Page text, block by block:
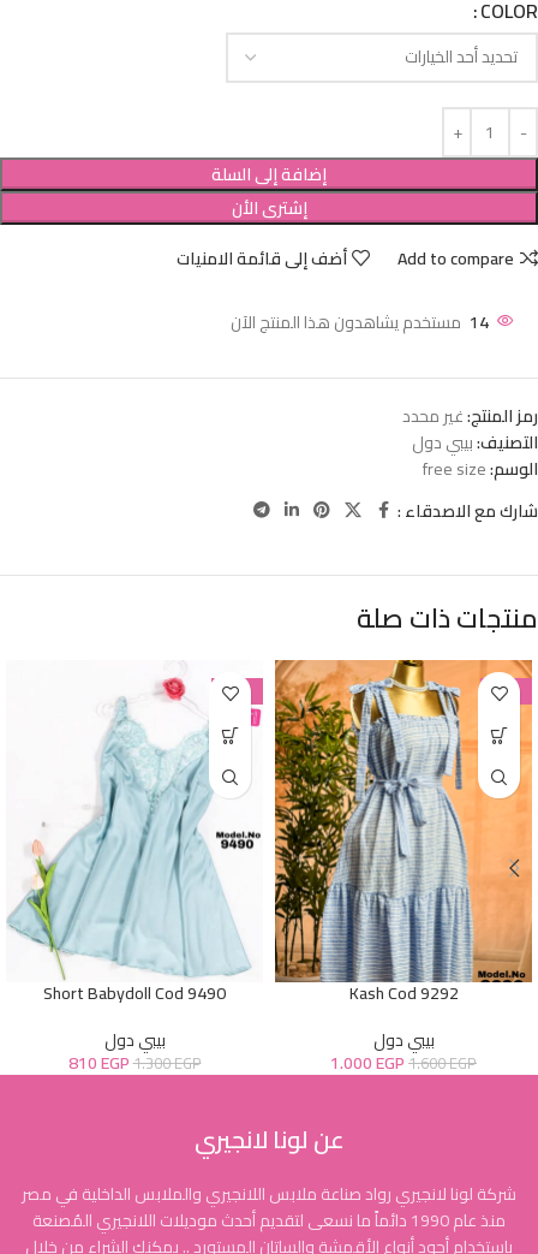
COLOR
إضافة إلى السلة
إشترى الأن
Add to compare
أضف إلى قائمة الامنيات
14 مستخدم يشاهدون هذا المنتج الآن
رمز المنتج:غير محدد
التصنيف:بيبي دول
الوسم:free size
شارك مع الاصدقاء :
منتجات ذات صلة
-38%
Kash Cod 9292
بيبي دول
1.600EGP
1.000EGP
-38%
Short Babydoll Cod 9490
بيبي دول
1.300EGP
810EGP
عن لونا لانجيري
شركة لونا لانجيري رواد صناعة ملابس اللانجيري والملابس الداخلية في مصر
منذ عام 1990 دائماً ما نسعى لتقديم أحدث موديلات اللانجيري المُصنعة
بإستخدام أجود أنواع الأقمشة والساتان المستورد .. يمكنك الشراء من خلال